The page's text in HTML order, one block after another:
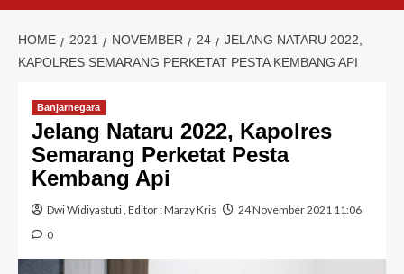
HOME 2021 NOVEMBER 24
JELANG NATARU 2022,
KAPOLRES SEMARANG PERKETAT PESTA KEMBANG API
Banjarnegara
Jelang Nataru 2022, Kapolres
Semarang Perketat Pesta
Kembang Api
Dwi Widiyastuti, Editor :Marzy Kris
24 November 2021 11:06
0